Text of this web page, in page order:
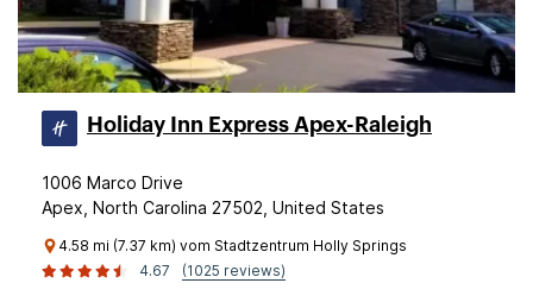
Holiday Inn Express Apex-Raleigh
1006 Marco Drive
Apex, North Carolina 27502, United States
4.58 mi (7.37 km) vom Stadtzentrum Holly Springs
4.67
(1025 reviews)